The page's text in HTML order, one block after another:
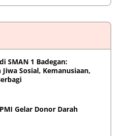
SMAN 1 Badegan:
Sosial, Kemanusiaan,
Gelar Donor Darah